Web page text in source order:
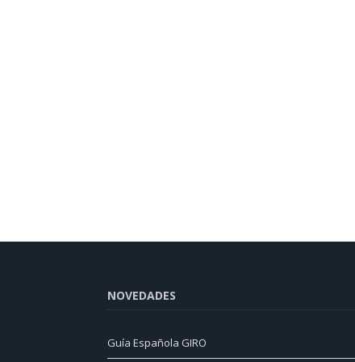
NOVEDADES
Guía Española GIRO